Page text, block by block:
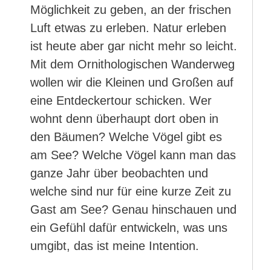
Möglichkeit zu geben, an der frischen
Luft etwas zu erleben. Natur erleben
ist heute aber gar nicht mehr so leicht.
Mit dem Ornithologischen Wanderweg
wollen wir die Kleinen und Großen auf
eine Entdeckertour schicken. Wer
wohnt denn überhaupt dort oben in
den Bäumen? Welche Vögel gibt es
am See? Welche Vögel kann man das
ganze Jahr über beobachten und
welche sind nur für eine kurze Zeit zu
Gast am See? Genau hinschauen und
ein Gefühl dafür entwickeln, was uns
umgibt, das ist meine Intention.